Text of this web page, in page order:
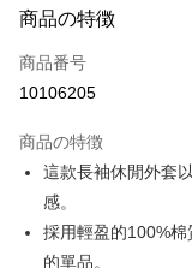
LINE Pay
Apple Pay
Easy Wallet
OP Pay Later
説明
【OP Pay Later 使用説明
商品の特徴
商品番号
10106205
商品の特徴
這款長袖休閒外套
感。
採用輕盈的100%
的單品。